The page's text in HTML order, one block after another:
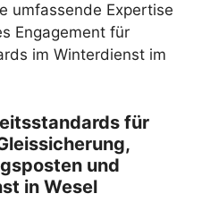
umfassende Expertise
Engagement für
im Winterdienst im
für
und
in Wesel